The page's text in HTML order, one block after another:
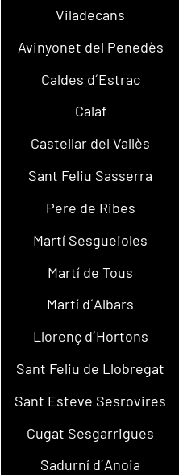
Viladecans
Avinyonet del Penedès
Caldes d´Estrac
Calaf
Castellar del Vallès
Sant Feliu Sasserra
Pere de Ribes
Martí Sesgueioles
Martí de Tous
Martí d´Albars
Llorenç d´Hortons
Sant Feliu de Llobregat
Sant Esteve Sesrovires
Cugat Sesgarrigues
Sadurní d´Anoia